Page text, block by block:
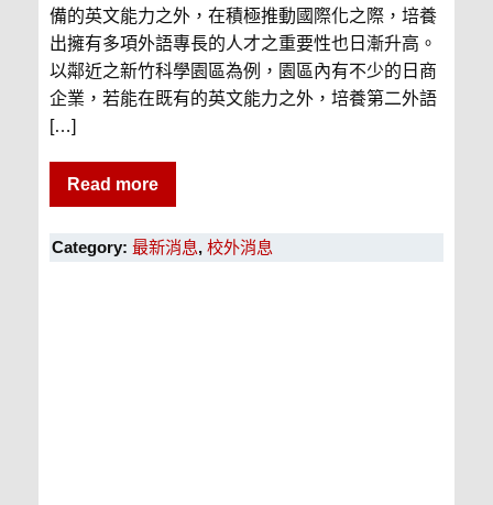
備的英文能力之外，在積極推動國際化之際，培養
出擁有多項外語專長的人才之重要性也日漸升高。
以鄰近之新竹科學園區為例，園區內有不少的日商
企業，若能在既有的英文能力之外，培養第二外語
[…]
Read more
Category: 最新消息, 校外消息